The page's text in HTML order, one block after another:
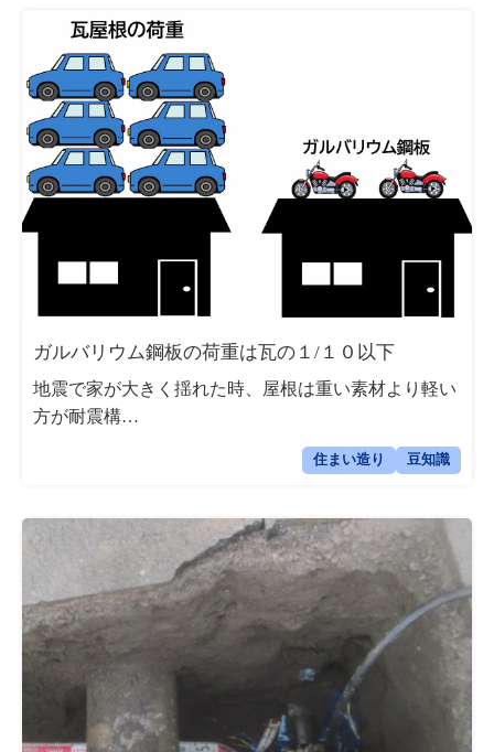
ガルバリウム鋼板の荷重は瓦の１/１０以下
地震で家が大きく揺れた時、屋根は重い素材より軽い
方が耐震構…
住まい造り 豆知識